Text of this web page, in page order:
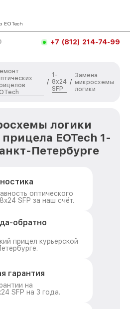
EOTech
+7 (812) 214-74-99
/
1-
8x24
SFP
/
Замена
микросхемы
логики
логики
EOTech 1-
Петербурге
оптического
SFP за наш счёт.
обратно
прицел курьерской
гарантия
на
SFP на 3 года.